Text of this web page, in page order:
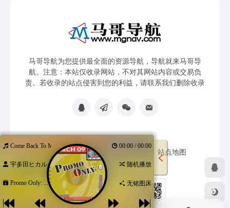
马哥导航为您提供最全面的资源导航，导航就来马哥导
航。注意：本站仅收录网站，不对其网站内容或交易负
责。若收录的站点侵害到您的利益，请联系我们删除收录
免责声明 友链申请 站点地图
Come Back To Me 00:00 / 00:00
宇多田ヒカル 随机播放
Promo Only: ... 无铭图床